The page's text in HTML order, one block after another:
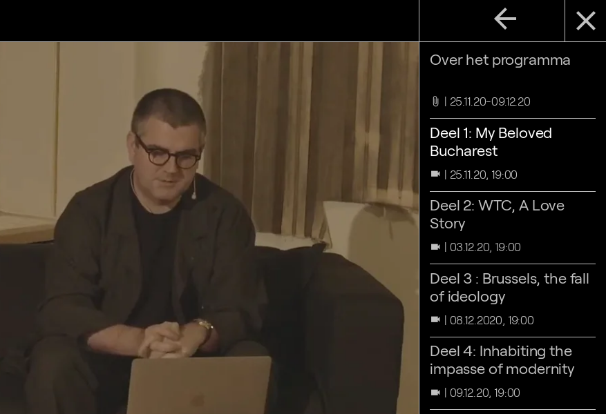
close
arrow_back
Over het programma
attach_file 25.11.20-09.12.20
Deel 1: My Beloved
Bucharest
videocam 25.11.20, 19:00
Deel 2: WTC, A Love
Story
videocam 03.12.20, 19:00
Deel 3 : Brussels, the fall
of ideology
videocam 08.12.2020, 19:00
Deel 4: Inhabiting the
impasse of modernity
videocam 09.12.20, 19:00